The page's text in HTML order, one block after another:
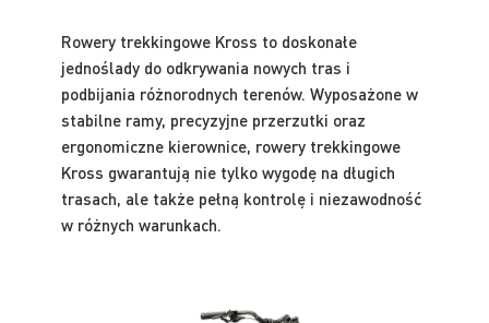
Rowery trekkingowe Kross to doskonałe
jednoślady do odkrywania nowych tras i
podbijania różnorodnych terenów. Wyposażone w
stabilne ramy, precyzyjne przerzutki oraz
ergonomiczne kierownice, rowery trekkingowe
Kross gwarantują nie tylko wygodę na długich
trasach, ale także pełną kontrolę i niezawodność
w różnych warunkach.